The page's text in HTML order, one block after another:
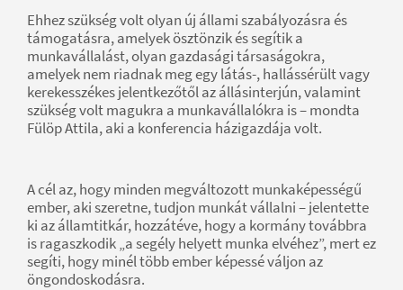
Ehhez szükség volt olyan új állami szabályozásra és
támogatásra, amelyek ösztönzik és segítik a
munkavállalást, olyan gazdasági társaságokra,
amelyek nem riadnak meg egy látás-, hallássérült vagy
kerekesszékes jelentkezőtől az állásinterjún, valamint
szükség volt magukra a munkavállalókra is – mondta
Fülöp Attila, aki a konferencia házigazdája volt.
A cél az, hogy minden megváltozott munkaképességű
ember, aki szeretne, tudjon munkát vállalni – jelentette
ki az államtitkár, hozzátéve, hogy a kormány továbbra
is ragaszkodik „a segély helyett munka elvéhez”, mert ez
segíti, hogy minél több ember képessé váljon az
öngondoskodásra.